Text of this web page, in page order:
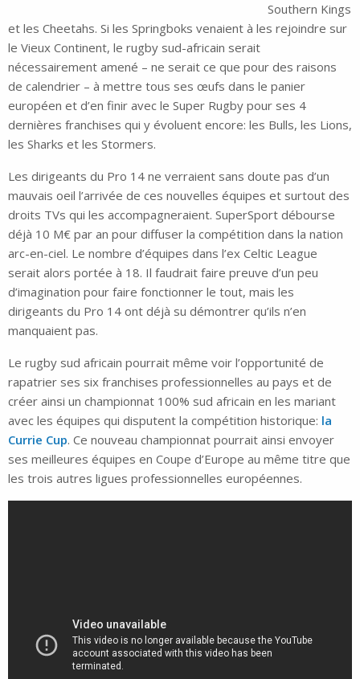
Southern Kings
et les Cheetahs. Si les Springboks venaient à les rejoindre sur
le Vieux Continent, le rugby sud-africain serait
nécessairement amené – ne serait ce que pour des raisons
de calendrier – à mettre tous ses œufs dans le panier
européen et d’en finir avec le Super Rugby pour ses 4
dernières franchises qui y évoluent encore: les Bulls, les Lions,
les Sharks et les Stormers.
Les dirigeants du Pro 14 ne verraient sans doute pas d’un
mauvais oeil l’arrivée de ces nouvelles équipes et surtout des
droits TVs qui les accompagneraient. SuperSport débourse
déjà 10 M€ par an pour diffuser la compétition dans la nation
arc-en-ciel. Le nombre d’équipes dans l’ex Celtic League
serait alors portée à 18. Il faudrait faire preuve d’un peu
d’imagination pour faire fonctionner le tout, mais les
dirigeants du Pro 14 ont déjà su démontrer qu’ils n’en
manquaient pas.
Le rugby sud africain pourrait même voir l’opportunité de
rapatrier ses six franchises professionnelles au pays et de
créer ainsi un championnat 100% sud africain en les mariant
avec les équipes qui disputent la compétition historique: la
Currie Cup. Ce nouveau championnat pourrait ainsi envoyer
ses meilleures équipes en Coupe d’Europe au même titre que
les trois autres ligues professionnelles européennes.